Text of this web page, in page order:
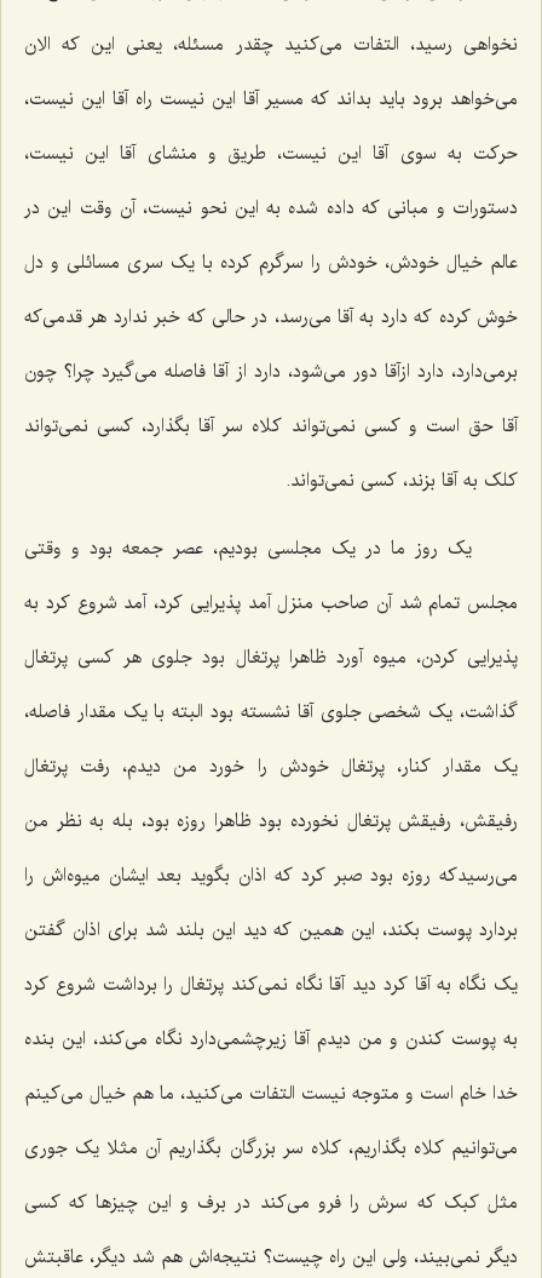
نخواهی رسید، التفات می‌کنید چقدر مسئله، یعنی این که الان
می‌خواهد برود باید بداند که مسیر آقا این نیست راه آقا این نیست،
حرکت به سوی آقا این نیست، طریق و منشای آقا این نیست،
دستورات و مبانی که داده شده به این نحو نیست، آن وقت این در
عالم خیال خودش، خودش را سرگرم کرده با یک سری مسائلی و دل
خوش کرده که دارد به آقا می‌رسد، در حالی که خبر ندارد هر قدمی‌که
برمی‌دارد، دارد ازآقا دور می‌شود، دارد از آقا فاصله می‌گیرد چرا؟ چون
آقا حق است و کسی نمی‌تواند کلاه سر آقا بگذارد، کسی نمی‌تواند
کلک به آقا بزند، کسی نمی‌تواند.
یک روز ما در یک مجلسی بودیم، عصر جمعه بود و وقتی
مجلس تمام شد آن صاحب منزل آمد پذیرایی کرد، آمد شروع کرد به
پذیرایی کردن، میوه آورد ظاهرا پرتغال بود جلوی هر کسی پرتغال
گذاشت، یک شخصی جلوی آقا نشسته بود البته با یک مقدار فاصله،
یک مقدار کنار، پرتغال خودش را خورد من دیدم، رفت پرتغال
رفیقش، رفیقش پرتغال نخورده بود ظاهرا روزه بود، بله به نظر من
می‌رسیدکه روزه بود صبر کرد که اذان بگوید بعد ایشان میوه‌اش را
بردارد پوست بکند، این همین که دید این بلند شد برای اذان گفتن
یک نگاه به آقا کرد دید آقا نگاه نمی‌کند پرتغال را برداشت شروع کرد
به پوست کندن و من دیدم آقا زیرچشمی‌دارد نگاه می‌کند، این بنده
خدا خام است و متوجه نیست التفات می‌کنید، ما هم خیال می‌کینم
می‌توانیم کلاه بگذاریم، کلاه سر بزرگان بگذاریم آن مثلا یک جوری
مثل کبک که سرش را فرو می‌کند در برف و این چیزها که کسی
دیگر نمی‌بیند، ولی این راه چیست؟ نتیجه‌اش هم شد دیگر، عاقبتش